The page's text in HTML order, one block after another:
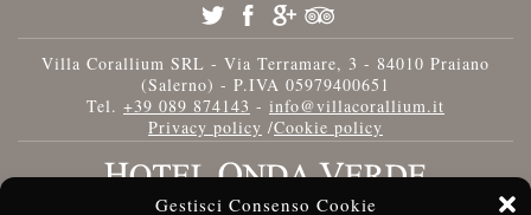
Gestisci Consenso Cookie
Villa Corallium SRL - Via Terramare, 3 - 84010 Praiano
(Salerno) - P.IVA 05979400651
Tel. +39 089 874143 - info@villacorallium.it
Privacy policy /Cookie policy